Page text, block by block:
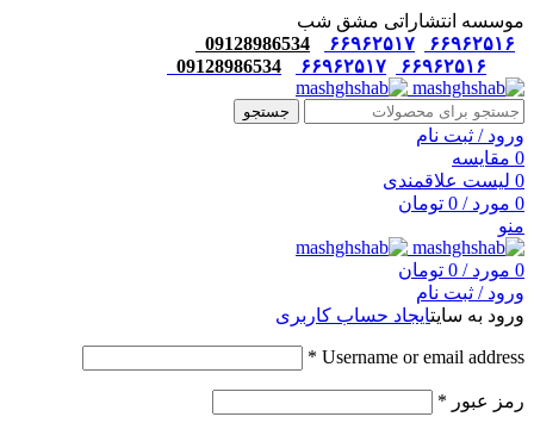
موسسه انتشاراتی مشق شب
۶۶۹۶۲۵۱۶
۶۶۹۶۲۵۱۷
09128986534
۶۶۹۶۲۵۱۶
۶۶۹۶۲۵۱۷ 09128986534
جستجو
ورود / ثبت نام
0 مقایسه
0 لیست علاقمندی
0 مورد /
0 تومان
منو
0 مورد /
0 تومان
ورود / ثبت نام
ورود به سایتایجاد حساب کاربری
Username or email address
*
رمز عبور *